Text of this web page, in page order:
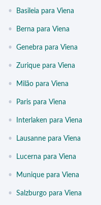
• Basileia para Viena
• Berna para Viena
• Genebra para Viena
• Zurique para Viena
• Milão para Viena
• Paris para Viena
• Interlaken para Viena
• Lausanne para Viena
• Lucerna para Viena
• Munique para Viena
• Salzburgo para Viena